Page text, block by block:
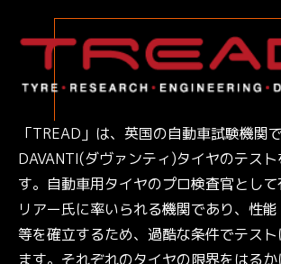
「TREAD」は、英国の自動車試験機関
DAVANTI(ダヴァンティ)タイヤのテス
す。自動車用タイヤのプロ検査官とし
リアー氏に率いられる機関であり、性
等を確立するため、過酷な条件でテス
ます。それぞれのタイヤの限界をはる